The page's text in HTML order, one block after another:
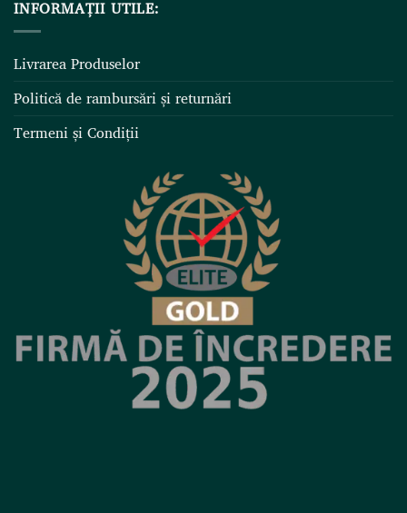
INFORMAȚII UTILE:
Livrarea Produselor
Politică de rambursări și returnări
Termeni și Condiții